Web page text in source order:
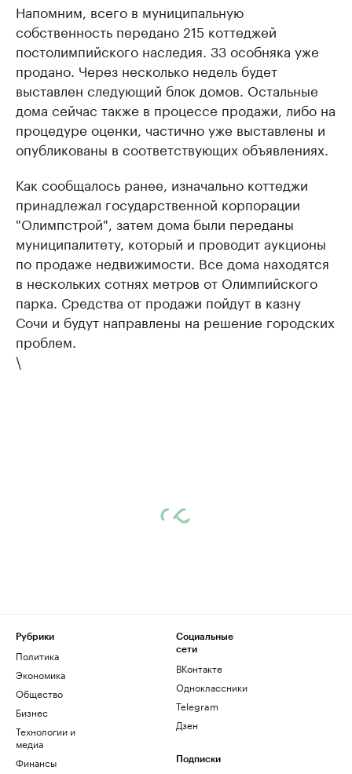
Напомним, всего в муниципальную
собственность передано 215 коттеджей
постолимпийского наследия. 33 особняка уже
продано. Через несколько недель будет
выставлен следующий блок домов. Остальные
дома сейчас также в процессе продажи, либо на
процедуре оценки, частично уже выставлены и
опубликованы в соответствующих объявлениях.
Как сообщалось ранее, изначально коттеджи
принадлежал государственной корпорации
"Олимпстрой", затем дома были переданы
муниципалитету, который и проводит аукционы
по продаже недвижимости. Все дома находятся
в нескольких сотнях метров от Олимпийского
парка. Средства от продажи пойдут в казну
Сочи и будут направлены на решение городских
проблем.
\
Рубрики
Политика
Экономика
Общество
Бизнес
Технологии и
медиа
Финансы
Социальные
сети
ВКонтакте
Одноклассники
Telegram
Дзен
Подписки